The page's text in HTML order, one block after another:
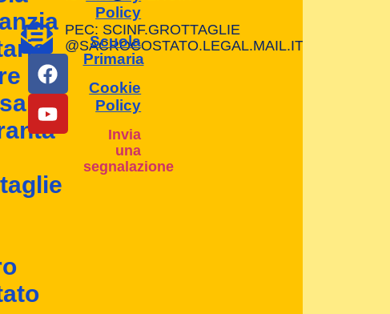
PEC: SCINF.GROTTAGLIE
@SACROCOSTATO.LEGAL.MAIL.IT
Policy
Scuola
Primaria
Cookie
Policy
Invia
una
segnalazione